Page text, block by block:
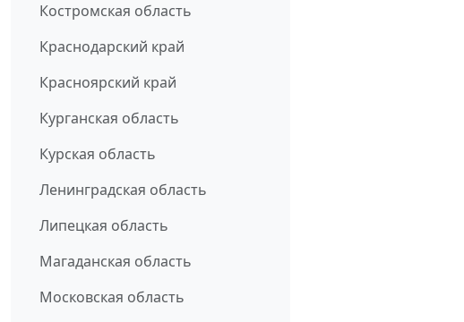
Костромская область
Краснодарский край
Красноярский край
Курганская область
Курская область
Ленинградская область
Липецкая область
Магаданская область
Московская область